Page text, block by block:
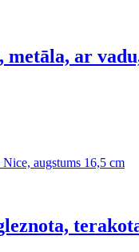
metāla, ar